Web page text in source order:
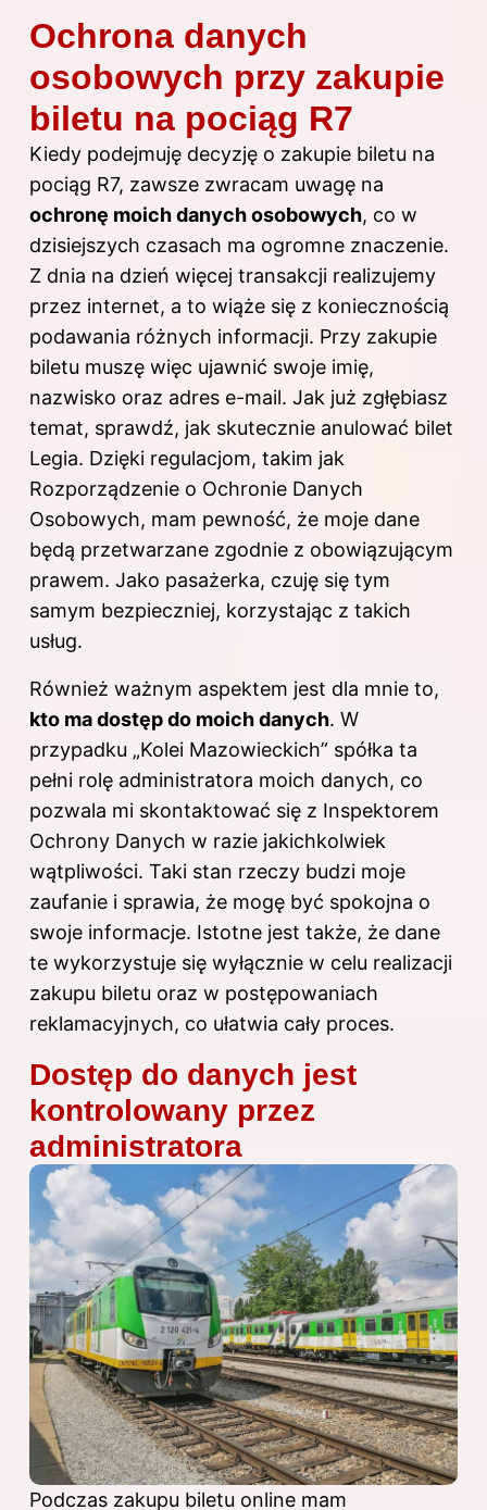
Ochrona danych
osobowych przy zakupie
biletu na pociąg R7
Kiedy podejmuję decyzję o zakupie biletu na
pociąg R7, zawsze zwracam uwagę na
ochronę moich danych osobowych, co w
dzisiejszych czasach ma ogromne znaczenie.
Z dnia na dzień więcej transakcji realizujemy
przez internet, a to wiąże się z koniecznością
podawania różnych informacji. Przy zakupie
biletu muszę więc ujawnić swoje imię,
nazwisko oraz adres e-mail. Jak już zgłębiasz
temat, sprawdź, jak skutecznie anulować bilet
Legia. Dzięki regulacjom, takim jak
Rozporządzenie o Ochronie Danych
Osobowych, mam pewność, że moje dane
będą przetwarzane zgodnie z obowiązującym
prawem. Jako pasażerka, czuję się tym
samym bezpieczniej, korzystając z takich
usług.
Również ważnym aspektem jest dla mnie to,
kto ma dostęp do moich danych. W
przypadku „Kolei Mazowieckich” spółka ta
pełni rolę administratora moich danych, co
pozwala mi skontaktować się z Inspektorem
Ochrony Danych w razie jakichkolwiek
wątpliwości. Taki stan rzeczy budzi moje
zaufanie i sprawia, że mogę być spokojna o
swoje informacje. Istotne jest także, że dane
te wykorzystuje się wyłącznie w celu realizacji
zakupu biletu oraz w postępowaniach
reklamacyjnych, co ułatwia cały proces.
Dostęp do danych jest
kontrolowany przez
administratora
Podczas zakupu biletu online mam